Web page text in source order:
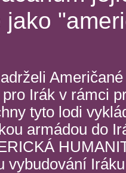
Irák v rámci
tyto lodi
armádou do
vybudování